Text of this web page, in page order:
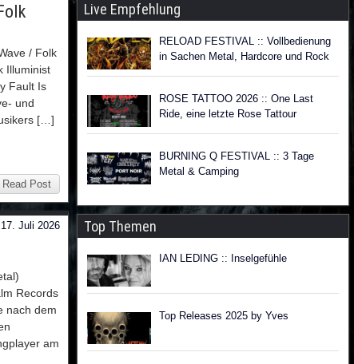
/ Folk
Illuminist
Fault Is
und
[…]
Read Post
17. Juli 2026
Records
nach dem
am
Live Empfehlung
RELOAD FESTIVAL :: Vollbedienung
in Sachen Metal, Hardcore und Rock
ROSE TATTOO 2026 :: One Last
Ride, eine letzte Rose Tattour
BURNING Q FESTIVAL :: 3 Tage
Metal & Camping
Top Themen
IAN LEDING :: Inselgefühle
Top Releases 2025 by Yves